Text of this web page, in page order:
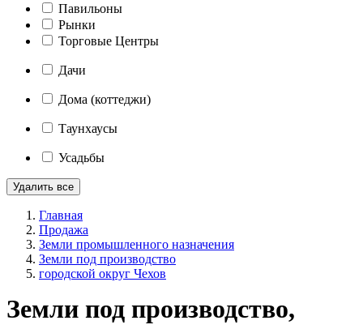
Павильоны
Рынки
Торговые Центры
Дачи
Дома (коттеджи)
Таунхаусы
Усадьбы
Удалить все
Главная
Продажа
Земли промышленного назначения
Земли под производство
городской округ Чехов
Земли под производство,